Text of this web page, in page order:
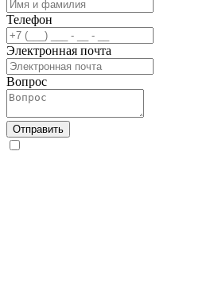
Телефон
Электронная почта
Вопрос
Отправить